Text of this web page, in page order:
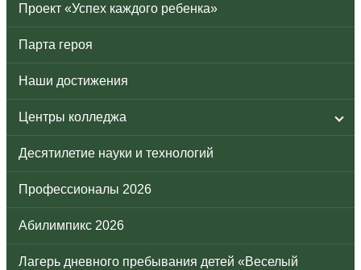
Проект «Успех каждого ребенка»
Парта героя
Наши достижения
Центры колледжа
Десятилетие науки и технологий
Профессионалы 2026
Абилимпикс 2026
Лагерь дневного пребывания детей «Веселый